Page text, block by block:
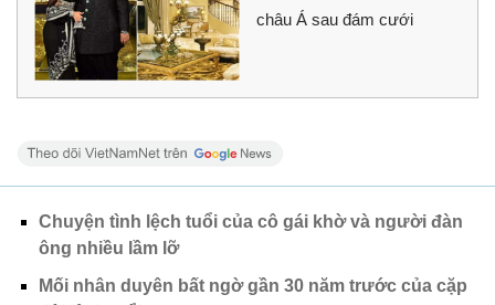
châu Á sau đám cưới
Chuyện tình lệch tuổi của cô gái khờ và người đàn
ông nhiều lầm lỡ
Mối nhân duyên bất ngờ gần 30 năm trước của cặp